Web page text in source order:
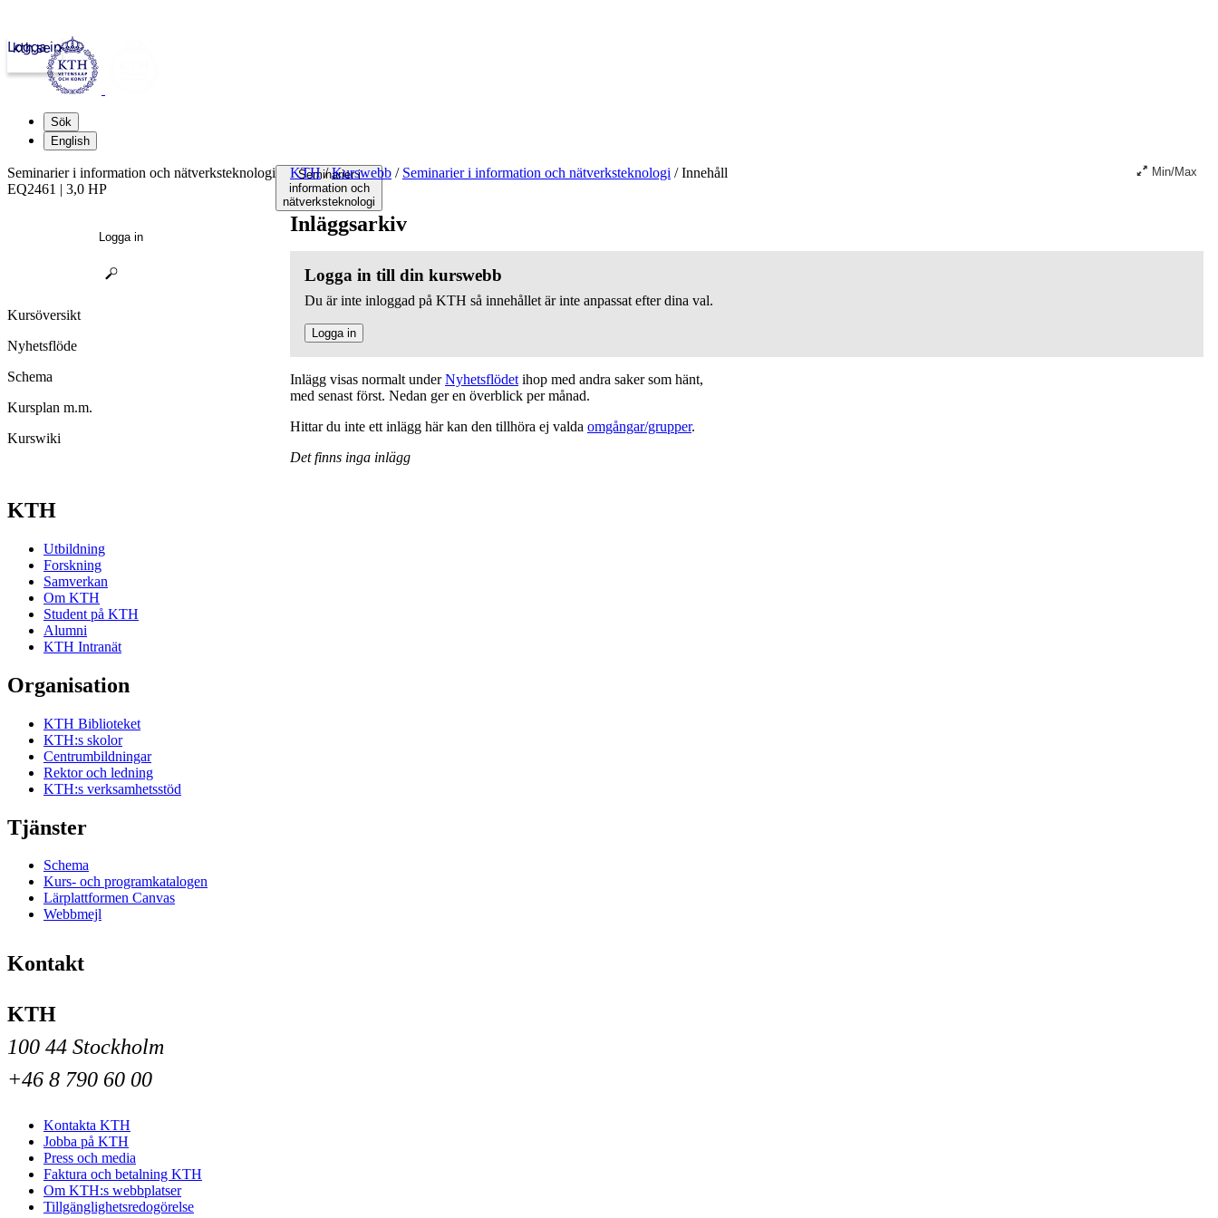
kth.se
Logga in
Sök
English
Seminarier i
information och
nätverksteknologi
KTH / Kurswebb / Seminarier i information och nätverksteknologi /Innehåll Min/Max
Inläggsarkiv
Logga in till din kurswebb
Du är inte inloggad på KTH så innehållet är inte anpassat efter dina val.
Logga in
Inlägg visas normalt underNyhetsflödet ihop med andra saker som hänt,
med senast först. Nedan ger en överblick per månad.
Hittar du inte ett inlägg här kan den tillhöra ej valda omgångar/grupper.
Det finns inga inlägg
Seminarier i information och nätverksteknologi
EQ2461 | 3,0 HP
Logga in
Kursöversikt
Nyhetsflöde
Schema
Kursplan m.m.
Kurswiki
KTH
Utbildning
Forskning
Samverkan
Om KTH
Student på KTH
Alumni
KTH Intranät
Organisation
KTH Biblioteket
KTH:s skolor
Centrumbildningar
Rektor och ledning
KTH:s verksamhetsstöd
Tjänster
Schema
Kurs- och programkatalogen
Lärplattformen Canvas
Webbmejl
Kontakt
KTH
100 44 Stockholm
+46 8 790 60 00
Kontakta KTH
Jobba på KTH
Press och media
Faktura och betalning KTH
Om KTH:s webbplatser
Tillgänglighetsredogörelse